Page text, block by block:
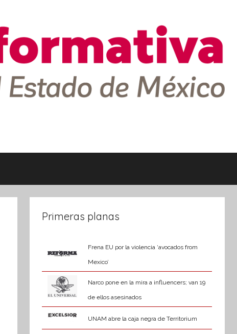
Primeras planas
Frena EU por la violencia ‘avocados from
Mexico’
Narco pone en la mira a influencers; van 19
de ellos asesinados
UNAM abre la caja negra de Territorium